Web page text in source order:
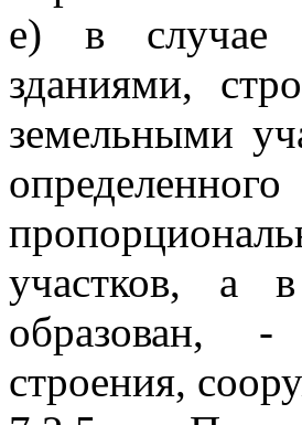
е) в случае
зданиями,
земельными
участков, а
образован, -
строения,